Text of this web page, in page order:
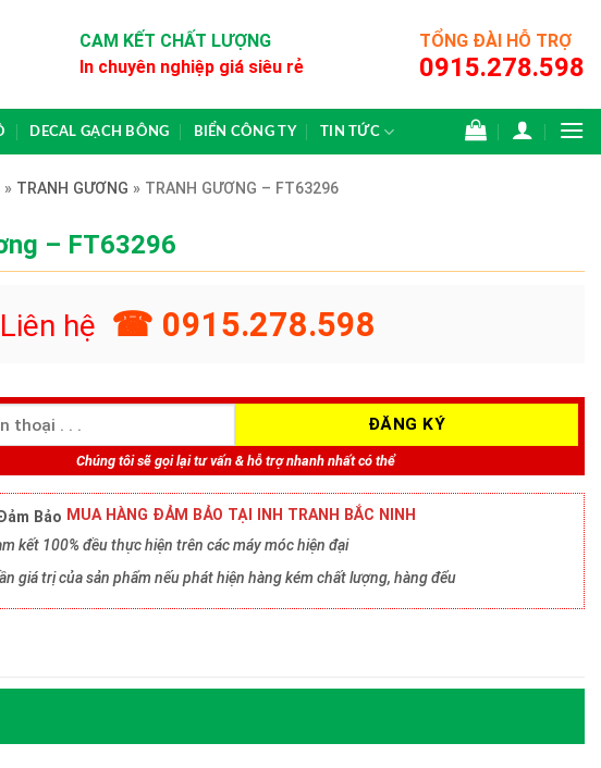
CAM KẾT CHẤT LƯỢNG
In chuyên nghiệp giá siêu rẻ
TỔNG ĐÀI HỖ TRỢ
0915.278.598
DECAL GẠCH BÔNG BIỂN CÔNG TY TIN TỨC
» TRANH GƯƠNG » TRANH GƯƠNG – FT63296
– FT63296
Liên hệ ☎ 0915.278.598
Chúng tôi sẽ gọi lại tư vấn & hỗ trợ nhanh nhất có thể
MUA HÀNG ĐẢM BẢO TẠI INH TRANH BẮC NINH
kết 100% đều thực hiện trên các máy móc hiện đại
giá trị của sản phẩm nếu phát hiện hàng kém chất lượng, hàng đểu